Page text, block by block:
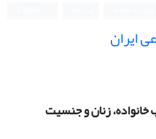
ایران
زنان و جنسیت